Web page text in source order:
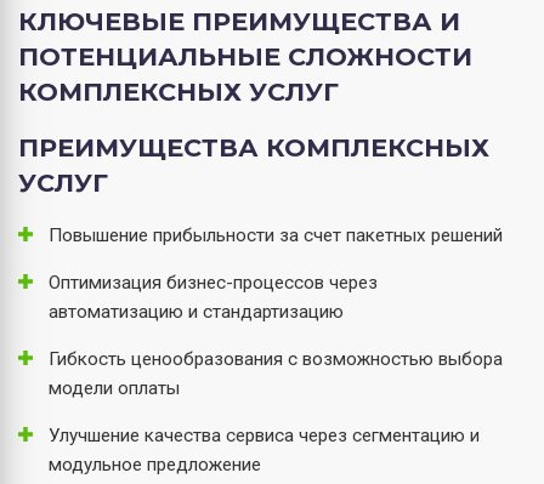
КЛЮЧЕВЫЕ ПРЕИМУЩЕСТВА И
ПОТЕНЦИАЛЬНЫЕ СЛОЖНОСТИ
КОМПЛЕКСНЫХ УСЛУГ
ПРЕИМУЩЕСТВА КОМПЛЕКСНЫХ
УСЛУГ
Повышение прибыльности за счет пакетных решений
Оптимизация бизнес-процессов через
автоматизацию и стандартизацию
Гибкость ценообразования с возможностью выбора
модели оплаты
Улучшение качества сервиса через сегментацию и
модульное предложение